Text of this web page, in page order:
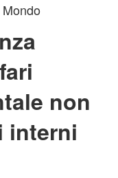
non
interni